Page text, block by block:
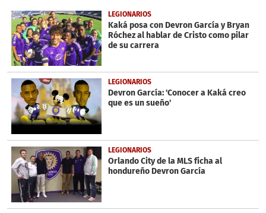
39
seconds
LEGIONARIOS
Kaká posa con Devron García y Bryan
Róchez al hablar de Cristo como pilar
de su carrera
LEGIONARIOS
Devron García: 'Conocer a Kaká creo
que es un sueño'
LEGIONARIOS
Orlando City de la MLS ficha al
hondureño Devron García